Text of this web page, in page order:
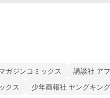
ガジンコミックス
講談社 ア
クス
少年画報社 ヤングキン